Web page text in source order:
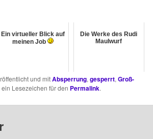
Ein virtueller Blick auf
meinen Job
Die Werke des Rudi
Maulwurf
und mitAbsperrung, gesperrt, Groß-
Lesezeichen für den Permalink.